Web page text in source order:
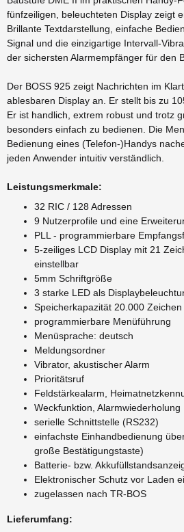
fünfzeiligen, beleuchteten Display zeigt
Brillante Textdarstellung, einfache
Signal und die einzigartige Intervall-
der sichersten Alarmempfänger für den
Der BOSS 925 zeigt Nachrichten im
ablesbaren Display an. Er stellt bis zu
Er ist handlich, extrem robust und trotz
besonders einfach zu bedienen. Die
Bedienung eines (Telefon-)Handys
jeden Anwender intuitiv verständlich.
Leistungsmerkmale:
32 RIC / 128 Adressen
9 Nutzerprofile und eine
PLL - programmierbare
5-zeiliges LCD Display mit 21
einstellbar
5mm Schriftgröße
3 starke LED als
Speicherkapazität 20.000 Zeichen
programmierbare Menüführung
Menüsprache: deutsch
Meldungsordner
Vibrator, akustischer Alarm
Prioritätsruf
Feldstärkealarm,
Weckfunktion, Alarmwiederholung
serielle Schnittstelle (RS232)
einfachste Einhandbedienung
große Bestätigungstaste)
Batterie- bzw.
Elektronischer Schutz vor Laden
zugelassen nach TR-BOS
Lieferumfang: